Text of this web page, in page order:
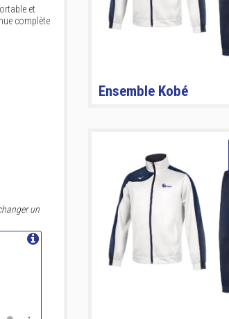
et
complète
un
Ensemble Kobé